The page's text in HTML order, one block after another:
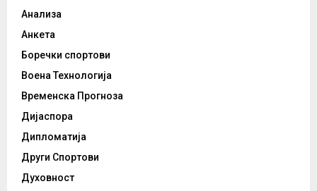
Анализа
Анкета
Боречки спортови
Воена Технологија
Временска Прогноза
Дијаспора
Дипломатија
Други Спортови
Духовност